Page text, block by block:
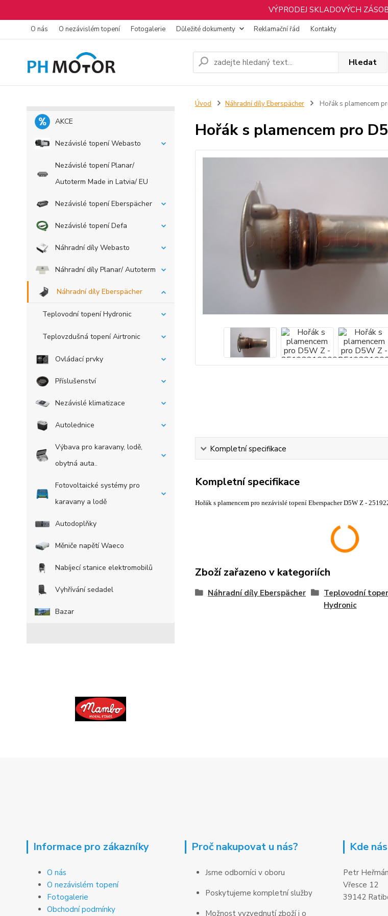
VÝPRODEJ SKLADOVÝCH
O nás O nezávislém topení Fotogalerie Důležité dokumenty Reklamační řád Kontakty
Hledat
AKCE
Nezávislé topení Webasto
Nezávislé topení Planar/
Autoterm Made in Latvia/ EU
Nezávislé topení Eberspächer
Nezávislé topení Defa
Náhradní díly Webasto
Náhradní díly Planar/ Autoterm
Náhradní díly Eberspächer
Teplovodní topení Hydronic
Teplovzdušná topení Airtronic
Ovládací prvky
Příslušenství
Nezávislé klimatizace
Autolednice
Výbava pro karavany, lodě,
obytná auta..
Fotovoltaické systémy pro
karavany a lodě
Autodoplňky
Měniče napětí Waeco
Nabíjecí stanice elektromobilů
Vyhřívání sedadel
Bazar
Úvod Náhradní díly Eberspächer Hořák s plamencem
Hořák s plamencem pro
Kompletní specifikace
Kompletní specifikace
Hořák s plamencem pro nezávislé topení Eberspacher D5W Z -
Zboží zařazeno v kategoriích
Náhradní díly Eberspächer
Teplovodní
Hydronic
Informace pro zákazníky
O nás
O nezávislém topení
Fotogalerie
Obchodní podmínky
Proč nakupovat u nás?
Jsme odborníci v oboru
Poskytujeme kompletní služby
Možnost vyzvednutí zboží i o
Kde
Petr
Vřesce 12
39142